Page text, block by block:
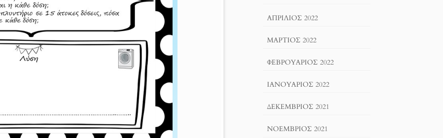
ΑΠΡΊΛΙΟΣ 2022
ΜΆΡΤΙΟΣ 2022
ΦΕΒΡΟΥΆΡΙΟΣ 2022
ΙΑΝΟΥΆΡΙΟΣ 2022
ΔΕΚΈΜΒΡΙΟΣ 2021
ΝΟΈΜΒΡΙΟΣ 2021